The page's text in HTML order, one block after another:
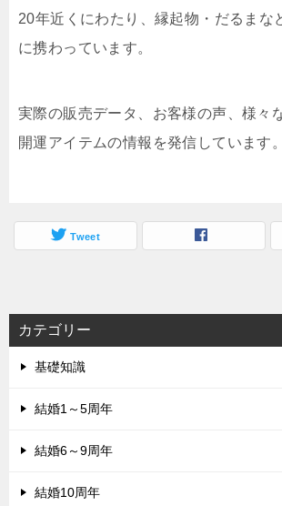
20年近くにわたり、縁起物・だるまな
に携わっています。
実際の販売データ、お客様の声、様々
開運アイテムの情報を発信しています。
Tweet
カテゴリー
基礎知識
結婚1～5周年
結婚6～9周年
結婚10周年